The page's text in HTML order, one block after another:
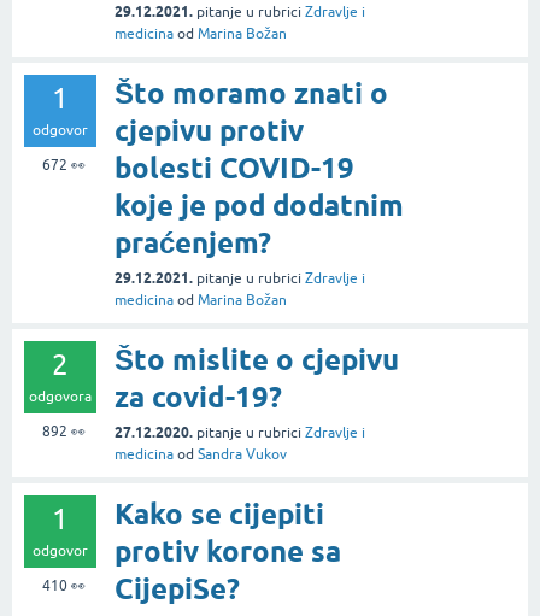
29.12.2021. pitanje u rubrici Zdravlje i
medicina od Marina Božan
1
odgovor
672 👀
Što moramo znati o
cjepivu protiv
bolesti COVID-19
koje je pod dodatnim
praćenjem?
29.12.2021. pitanje u rubrici Zdravlje i
medicina od Marina Božan
2
odgovora
892 👀
Što mislite o cjepivu
za covid-19?
27.12.2020. pitanje u rubrici Zdravlje i
medicina od Sandra Vukov
1
odgovor
410👀
Kako se cijepiti
protiv korone sa
CijepiSe?